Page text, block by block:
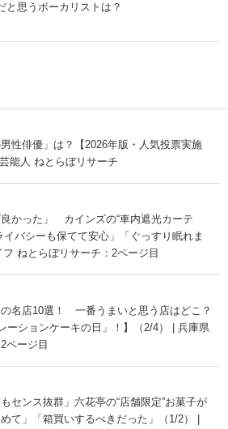
と思うボーカリストは？
性俳優」は？【2026年版・人気投票実施
能人 ねとらぼリサーチ
良かった」 カインズの“車内遮光カーテ
バシーも保てて安心」「ぐっすり眠れま
ねとらぼリサーチ：2ページ目
名店10選！ 一番うまいと思う店はどこ？
ーションケーキの日」！】（2/4） | 兵庫県
ページ目
センス抜群」六花亭の“店舗限定”お菓子が
て」「箱買いするべきだった」（1/2） |